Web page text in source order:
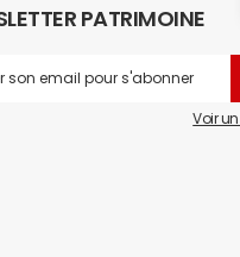
PATRIMOINE
Voir